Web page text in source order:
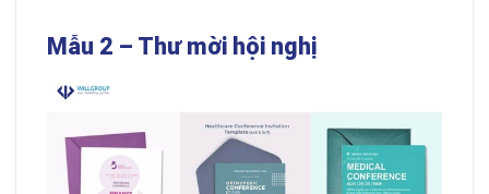
Mẫu 2 – Thư mời hội nghị